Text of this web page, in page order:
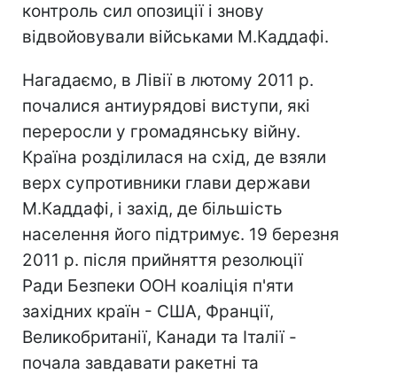
контроль сил опозиції і знову
відвойовували військами М.Каддафі.
Нагадаємо, в Лівії в лютому 2011 р.
почалися антиурядові виступи, які
переросли у громадянську війну.
Країна розділилася на схід, де взяли
верх супротивники глави держави
М.Каддафі, і захід, де більшість
населення його підтримує. 19 березня
2011 р. після прийняття резолюції
Ради Безпеки ООН коаліція п'яти
західних країн - США, Франції,
Великобританії, Канади та Італії -
почала завдавати ракетні та